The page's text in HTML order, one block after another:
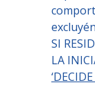
SI
LA